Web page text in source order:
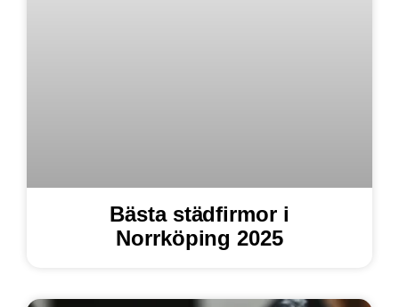
Bästa städfirmor i
Norrköping 2025